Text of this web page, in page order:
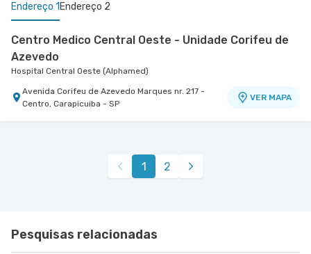
Endereço 1 Endereço 2
Centro Medico Central Oeste - Unidade Corifeu de
Azevedo
Hospital Central Oeste (Alphamed)
Avenida Corifeu de Azevedo Marques nr. 217 -
Centro, Carapicuiba - SP
VER MAPA
Centro Médico São Luiz Alphaville
Avenida Marcos Penteado de Ulhoa Rodrigues nr.
939 Edificio Jatobá - Torre Ii 1° Andar - Tambore,
1 2
Pesquisas relacionadas